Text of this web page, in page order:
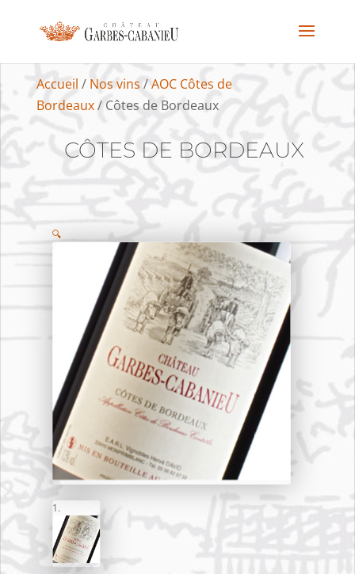
Accueil / Nos vins /AOC Côtes de
Bordeaux/ Côtes de Bordeaux
CÔTES DE BORDEAUX
🔍